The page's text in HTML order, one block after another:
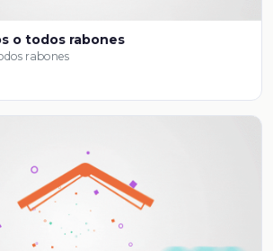
o todos rabones
rabones